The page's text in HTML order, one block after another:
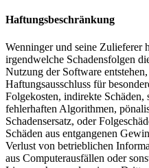
Haftungsbeschränkung
Wenninger und seine Zulieferer
irgendwelche Schadensfolgen
Nutzung der Software
Haftungsausschluss für
Folgekosten, indirekte Schäden,
fehlerhaften Algorithmen,
Schadensersatz, oder
Schäden aus entgangenen
Verlust von betrieblichen
aus Computerausfällen oder